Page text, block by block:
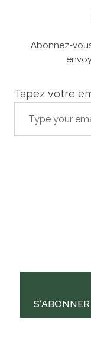
Abonnez-
Tapez votre
S’ABONNER